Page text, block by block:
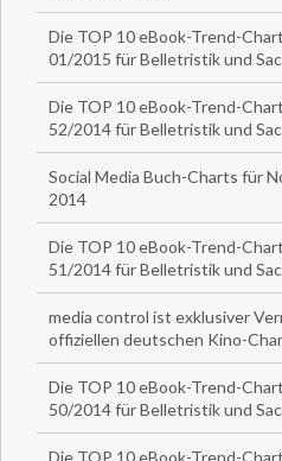
Die TOP 10 eBook-Trend-
01/2015 für Belletristik und
Die TOP 10 eBook-Trend-
52/2014 für Belletristik und
Social Media Buch-Charts für
2014
Die TOP 10 eBook-Trend-
51/2014 für Belletristik und
media control ist exklusiver
offiziellen deutschen Kino-
Die TOP 10 eBook-Trend-
50/2014 für Belletristik und
Die TOP 10 eBook-Trend-